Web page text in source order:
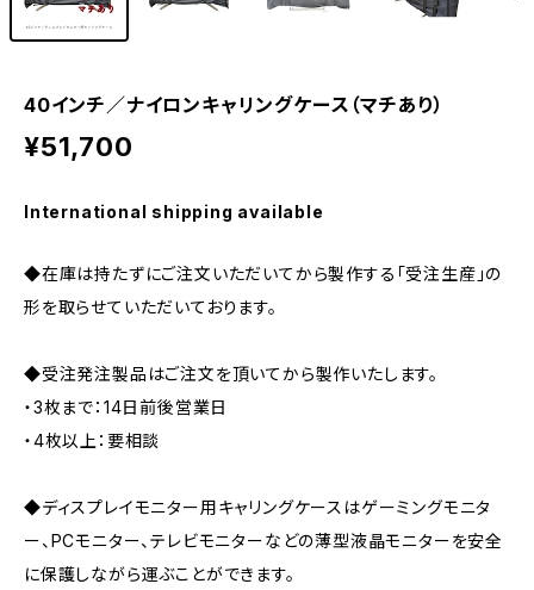
40インチ／ナイロンキャリングケース（マチあり）
¥51,700
International shipping available
◆在庫は持たずにご注文いただいてから製作する「受注生産」の
形を取らせていただいております。
◆受注発注製品はご注文を頂いてから製作いたします。
・3枚まで：14日前後営業日
・4枚以上：要相談
◆ディスプレイモニター用キャリングケースはゲーミングモニタ
ー、PCモニター、テレビモニターなどの薄型液晶モニターを安全
に保護しながら運ぶことができます。